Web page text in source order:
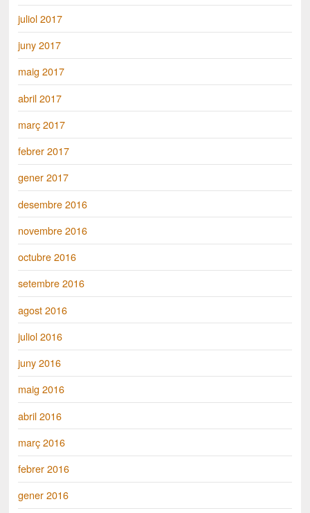
juliol 2017
juny 2017
maig 2017
abril 2017
març 2017
febrer 2017
gener 2017
desembre 2016
novembre 2016
octubre 2016
setembre 2016
agost 2016
juliol 2016
juny 2016
maig 2016
abril 2016
març 2016
febrer 2016
gener 2016